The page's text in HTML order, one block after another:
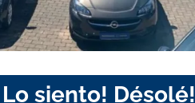
siento! Désolé!